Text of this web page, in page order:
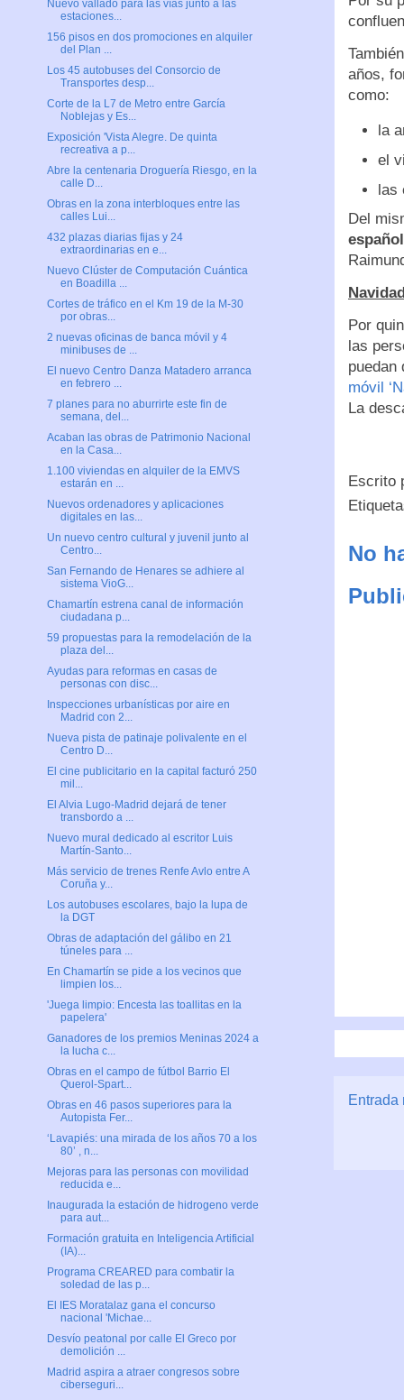
años,
como:
la
el
las
Del
Por
las
puedan
móvil
La
Escrito
No
Entrada
Nuevo vallado para las vías junto a las
estaciones...
156 pisos en dos promociones en alquiler
del Plan ...
Los 45 autobuses del Consorcio de
Transportes desp...
Corte de la L7 de Metro entre García
Noblejas y Es...
Exposición 'Vista Alegre. De quinta
recreativa a p...
Abre la centenaria Droguería Riesgo, en la
calle D...
Obras en la zona interbloques entre las
calles Lui...
432 plazas diarias fijas y 24
extraordinarias en e...
Nuevo Clúster de Computación Cuántica
en Boadilla ...
Cortes de tráfico en el Km 19 de la M-30
por obras...
2 nuevas oficinas de banca móvil y 4
minibuses de ...
El nuevo Centro Danza Matadero arranca
en febrero ...
7 planes para no aburrirte este fin de
semana, del...
Acaban las obras de Patrimonio Nacional
en la Casa...
1.100 viviendas en alquiler de la EMVS
estarán en ...
Nuevos ordenadores y aplicaciones
digitales en las...
Un nuevo centro cultural y juvenil junto al
Centro...
San Fernando de Henares se adhiere al
sistema VioG...
Chamartín estrena canal de información
ciudadana p...
59 propuestas para la remodelación de la
plaza del...
Ayudas para reformas en casas de
personas con disc...
Inspecciones urbanísticas por aire en
Madrid con 2...
Nueva pista de patinaje polivalente en el
Centro D...
El cine publicitario en la capital facturó 250
mil...
El Alvia Lugo-Madrid dejará de tener
transbordo a ...
Nuevo mural dedicado al escritor Luis
Martín-Santo...
Más servicio de trenes Renfe Avlo entre A
Coruña y...
Los autobuses escolares, bajo la lupa de
la DGT
Obras de adaptación del gálibo en 21
túneles para ...
En Chamartín se pide a los vecinos que
limpien los...
'Juega limpio: Encesta las toallitas en la
papelera'
Ganadores de los premios Meninas 2024 a
la lucha c...
Obras en el campo de fútbol Barrio El
Querol-Spart...
Obras en 46 pasos superiores para la
Autopista Fer...
‘Lavapiés: una mirada de los años 70 a los
80’ , n...
Mejoras para las personas con movilidad
reducida e...
Inaugurada la estación de hidrogeno verde
para aut...
Formación gratuita en Inteligencia Artificial
(IA)...
Programa CREARED para combatir la
soledad de las p...
El IES Moratalaz gana el concurso
nacional 'Michae...
Desvío peatonal por calle El Greco por
demolición ...
Madrid aspira a atraer congresos sobre
ciberseguri...